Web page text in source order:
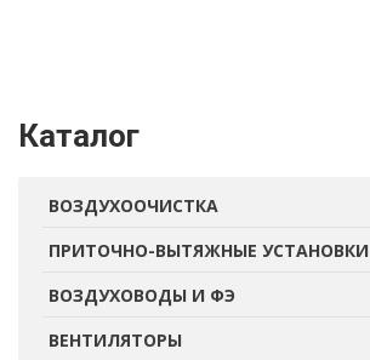
Каталог
ВОЗДУХООЧИСТКА
ПРИТОЧНО-ВЫТЯЖНЫЕ УСТАНОВКИ
ВОЗДУХОВОДЫ И ФЭ
ВЕНТИЛЯТОРЫ